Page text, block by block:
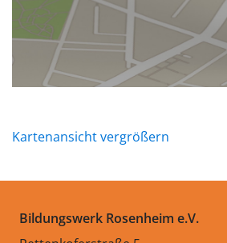
Kartenansicht vergrößern
Bildungswerk Rosenheim e.V.